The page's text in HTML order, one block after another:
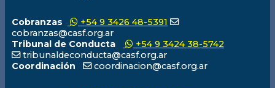
Cobranzas
+54 9 3426 48-5391
cobranzas@casf.org.ar
Tribunal de Conducta
+54 9 3424 38-5742
tribunaldeconducta@casf.org.ar
Coordinación
coordinacion@casf.org.ar